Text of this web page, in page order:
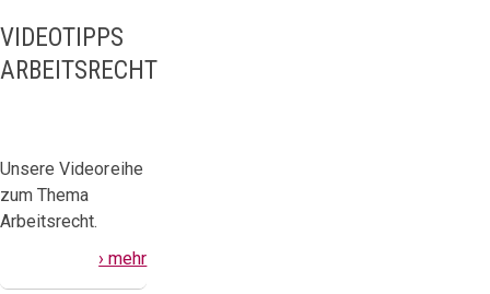
VIDEOTIPPS
ARBEITSRECHT
Unsere Videoreihe
zum Thema
Arbeitsrecht.
› mehr